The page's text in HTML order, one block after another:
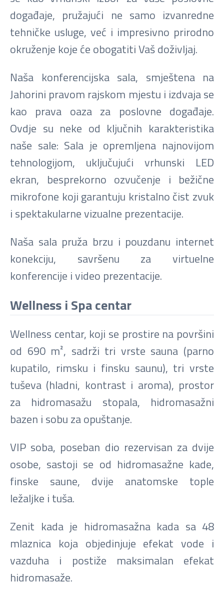
događaje, pružajući ne samo izvanredne
tehničke usluge, već i impresivno prirodno
okruženje koje će obogatiti Vaš doživljaj.
Naša konferencijska sala, smještena na
Jahorini pravom rajskom mjestu i izdvaja se
kao prava oaza za poslovne događaje.
Ovdje su neke od ključnih karakteristika
naše sale: Sala je opremljena najnovijom
tehnologijom, uključujući vrhunski LED
ekran, besprekorno ozvučenje i bežične
mikrofone koji garantuju kristalno čist zvuk
i spektakularne vizualne prezentacije.
Naša sala pruža brzu i pouzdanu internet
konekciju, savršenu za virtuelne
konferencije i video prezentacije.
Wellness i Spa centar
Wellness centar, koji se prostire na površini
od 690 m², sadrži tri vrste sauna (parno
kupatilo, rimsku i finsku saunu), tri vrste
tuševa (hladni, kontrast i aroma), prostor
za hidromasažu stopala, hidromasažni
bazen i sobu za opuštanje.
VIP soba, poseban dio rezervisan za dvije
osobe, sastoji se od hidromasažne kade,
finske saune, dvije anatomske tople
ležaljke i tuša.
Zenit kada je hidromasažna kada sa 48
mlaznica koja objedinjuje efekat vode i
vazduha i postiže maksimalan efekat
hidromasaže.